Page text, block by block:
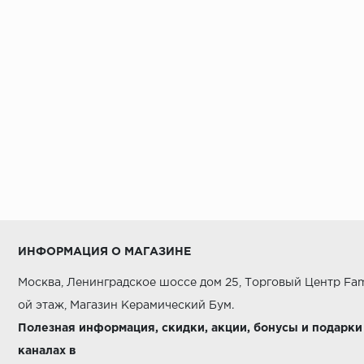
Arcana Ceramica
Argenta
ИНФОРМАЦИЯ О МАГАЗИНЕ
Москва, Ленинградское шоссе дом 25, Торговый Центр
ой этаж, Магазин Керамический Бум.
Полезная информация, скидки, акции, бонусы и
каналах в